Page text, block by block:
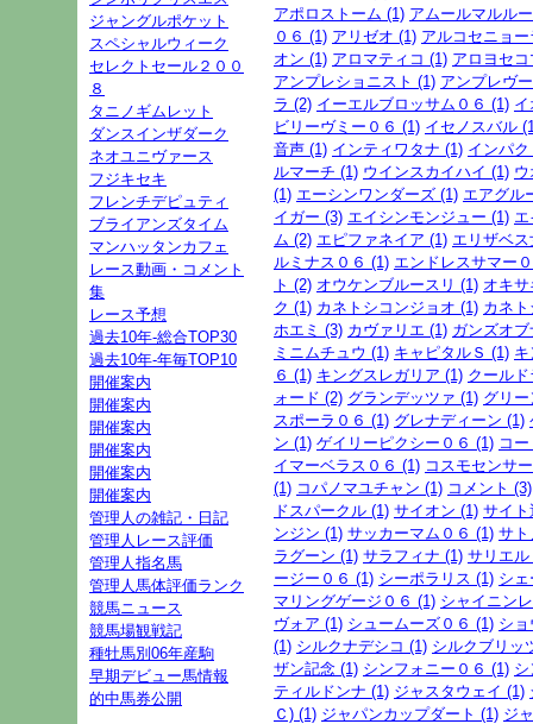
アポロストーム (1) アムールマルル
０６ (1) アリゼオ (1) アルコセニョー
オン (1) アロマティコ (1) アロヨセ
アンプレショニスト (1) アンプレヴ
ラ (2) イーエルブロッサム０６ (1) イ
ビリーヴミー０６ (1) イセノスバル
音声 (1) インティワタナ (1) インパク
ルマーチ (1) ウインスカイハイ (1)
(1) エーシンワンダーズ (1) エアグル
イガー (3) エイシンモンジュー (1)
ム (2) エピファネイア (1) エリザベ
ルミナス０６ (1) エンドレスサマー
ト (2) オウケンブルースリ (1) オキ
ク (1) カネトシコンジョオ (1) カネ
ホエミ (3) カヴァリエ (1) ガンズオ
ミニムチュウ (1) キャピタルＳ (1)
６ (1) キングスレガリア (1) クール
ォード (2) グランデッツァ (1) グリ
スポーラ０６ (1) グレナディーン (1)
ン (1) ゲイリーピクシー０６ (1) コ
イマーベラス０６ (1) コスモセンサ
(1) コパノマユチャン (1) コメント (3)
ドスパークル (1) サイオン (1) サイト
ンジン (1) サッカーマム０６ (1) サト
ラグーン (1) サラフィナ (1) サリエル
ージー０６ (1) シーポラリス (1) シ
マリングゲージ０６ (1) シャイニン
ヴォア (1) シュームーズ０６ (1) シ
(1) シルクナデシコ (1) シルクブリッ
ザン記念 (1) シンフォニー０６ (1)
ティルドンナ (1) ジャスタウェイ (1)
Ｃ) (1) ジャパンカップダート (1) ジ
ジャングルポケット
スペシャルウィーク
セレクトセール２００
８
タニノギムレット
ダンスインザダーク
ネオユニヴァース
フジキセキ
フレンチデピュティ
ブライアンズタイム
マンハッタンカフェ
レース動画・コメント
集
レース予想
過去10年-総合TOP30
過去10年-年毎TOP10
開催案内
開催案内
開催案内
開催案内
開催案内
開催案内
管理人の雑記・日記
管理人レース評価
管理人指名馬
管理人馬体評価ランク
競馬ニュース
競馬場観戦記
種牡馬別06年産駒
早期デビュー馬情報
的中馬券公開